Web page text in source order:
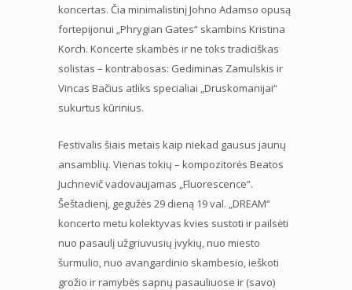
koncertas. Čia minimalistinį Johno Adamso opusą
fortepijonui „Phrygian Gates“ skambins Kristina
Korch. Koncerte skambės ir ne toks tradiciškas
solistas – kontrabosas: Gediminas Zamulskis ir
Vincas Bačius atliks specialiai „Druskomanijai“
sukurtus kūrinius.
Festivalis šiais metais kaip niekad gausus jaunų
ansamblių. Vienas tokių – kompozitorės Beatos
Juchnevič vadovaujamas „Fluorescence“.
Šeštadienį, gegužės 29 dieną 19 val. „DREAM“
koncerto metu kolektyvas kvies sustoti ir pailsėti
nuo pasaulį užgriuvusių įvykių, nuo miesto
šurmulio, nuo avangardinio skambesio, ieškoti
grožio ir ramybės sapnų pasauliuose ir (savo)